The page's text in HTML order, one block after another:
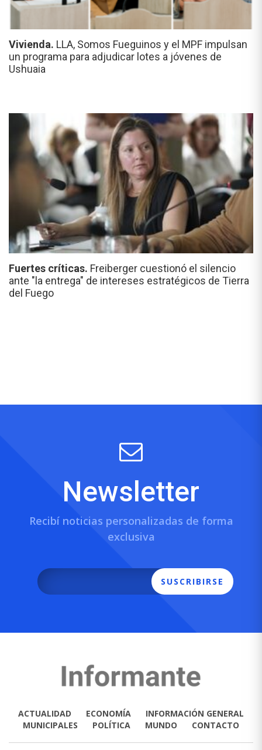
Vivienda. LLA, Somos Fueguinos y el MPF impulsan
un programa para adjudicar lotes a jóvenes de
Ushuaia
Fuertes críticas. Freiberger cuestionó el silencio
ante "la entrega" de intereses estratégicos de Tierra
del Fuego
Newsletter
Recibí noticias personalizadas de forma
exclusiva
SUSCRIBIRSE
ACTUALIDAD ECONOMÍA
INFORMACIÓN GENERAL
MUNICIPALES
POLÍTICA MUNDO CONTACTO